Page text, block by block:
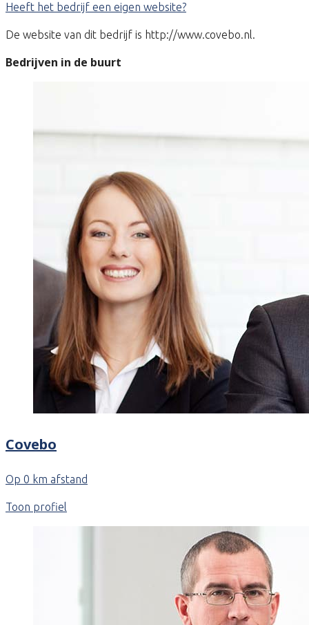
Heeft het bedrijf een eigen website?
De website van dit bedrijf is http://www.covebo.nl.
Bedrijven in de buurt
Covebo
Op 0 km afstand
Toon profiel